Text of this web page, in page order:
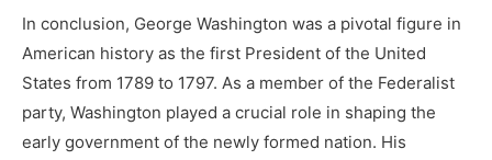
In conclusion, George Washington was a⁢ pivotal figure in
American history⁤ as the first President of ‌the United
States from 1789 to 1797. As a​ member of the Federalist
party, Washington⁤ played ​a crucial ⁤role in shaping the ​
early government of ‍the newly ⁢formed ‌nation.​ His